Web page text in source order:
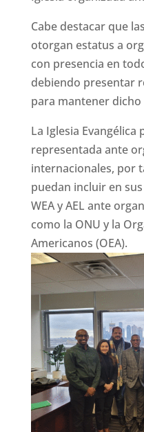
Cabe destacar que
otorgan estatus a
con presencia en
debiendo presentar
para mantener dicho
La Iglesia Evangélica
representada ante
internacionales, por
puedan incluir en
WEA y AEL ante
como la ONU y la
Americanos (OEA).